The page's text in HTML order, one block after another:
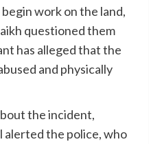
work on the land,
questioned them
has alleged that the
and physically
the incident,
alerted the police, who